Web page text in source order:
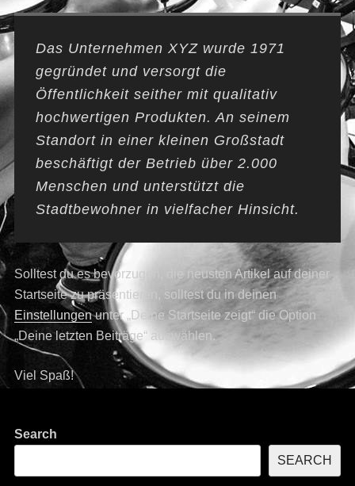
Das Unternehmen XYZ wurde 1971
gegründet und versorgt die
Öffentlichkeit seither mit qualitativ
hochwertigen Produkten. An seinem
Standort in einer kleinen Großstadt
beschäftigt der Betrieb über 2.000
Menschen und unterstützt die
Stadtbewohner in vielfacher Hinsicht.
Solltest du es bevorzugen, die neusten Artikel auf deiner
Startseite zu präsentieren, solltest du in deinen
Einstellungenunter „Deine Startseite zeigt“ die Option
„Deine letzten Beiträge“ auswählen.
Viel Spaß!
Search
SEARCH